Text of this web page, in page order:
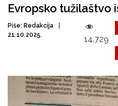
Evropsko tužilaštvo
Piše: Redakcija
21.10.2025.
14.729